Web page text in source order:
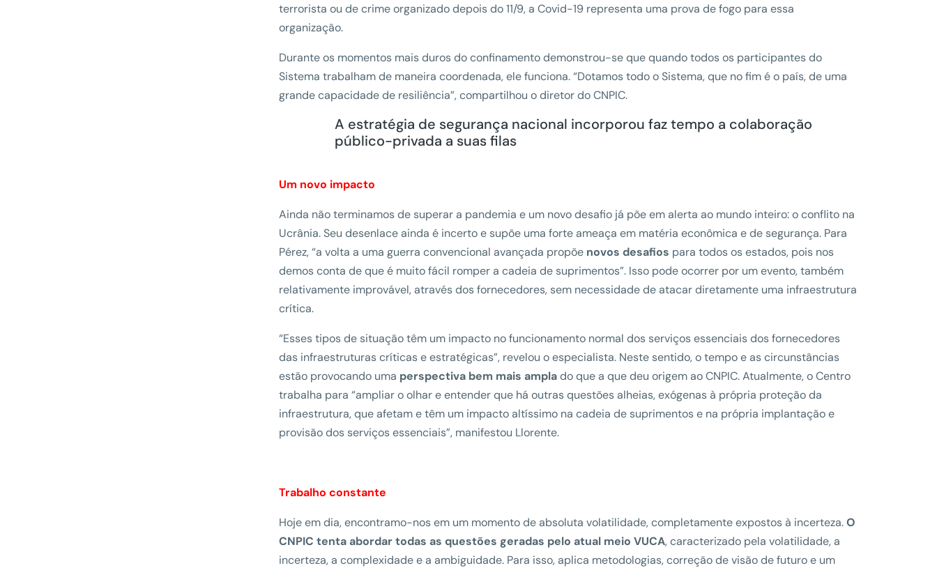
terrorista ou de crime organizado depois do 11/9, a Covid-19 representa uma prova de fogo para essa
organização.
Durante os momentos mais duros do confinamento demonstrou-se que quando todos os participantes do
Sistema trabalham de maneira coordenada, ele funciona. “Dotamos todo o Sistema, que no fim é o país, de uma
grande capacidade de resiliência”, compartilhou o diretor do CNPIC.
A estratégia de segurança nacional incorporou faz tempo a colaboração
público-privada a suas filas
Um novo impacto
Ainda não terminamos de superar a pandemia e um novo desafio já põe em alerta ao mundo inteiro: o conflito na
Ucrânia. Seu desenlace ainda é incerto e supõe uma forte ameaça em matéria econômica e de segurança. Para
Pérez, “a volta a uma guerra convencional avançada propõe novos desafios para todos os estados, pois nos
demos conta de que é muito fácil romper a cadeia de suprimentos”. Isso pode ocorrer por um evento, também
relativamente improvável, através dos fornecedores, sem necessidade de atacar diretamente uma infraestrutura
crítica.
“Esses tipos de situação têm um impacto no funcionamento normal dos serviços essenciais dos fornecedores
das infraestruturas críticas e estratégicas”, revelou o especialista. Neste sentido, o tempo e as circunstâncias
estão provocando uma perspectiva bem mais amplado que a que deu origem ao CNPIC. Atualmente, o Centro
trabalha para “ampliar o olhar e entender que há outras questões alheias, exógenas à própria proteção da
infraestrutura, que afetam e têm um impacto altíssimo na cadeia de suprimentos e na própria implantação e
provisão dos serviços essenciais”, manifestou Llorente.
Trabalho constante
Hoje em dia, encontramo-nos em um momento de absoluta volatilidade, completamente expostos à incerteza.O
CNPIC tenta abordar todas as questões geradas pelo atual meio VUCA, caracterizado pela volatilidade, a
incerteza, a complexidade e a ambiguidade. Para isso, aplica metodologias, correção de visão de futuro e um